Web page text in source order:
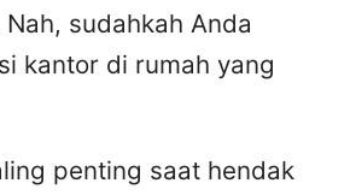
sudahkah Anda
kantor di rumah yang
penting saat hendak